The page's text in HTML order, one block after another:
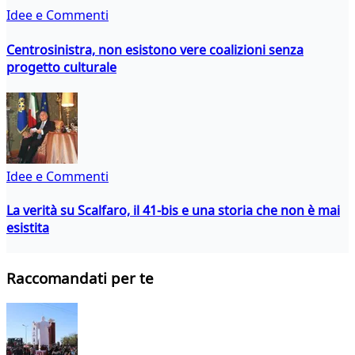
Idee e Commenti
Centrosinistra, non esistono vere coalizioni senza
progetto culturale
Idee e Commenti
La verità su Scalfaro, il 41-bis e una storia che non è mai
esistita
Raccomandati per te